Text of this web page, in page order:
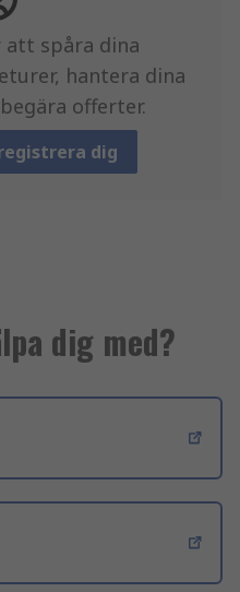
spåra dina
hantera dina
offerter.
dig
dig med?